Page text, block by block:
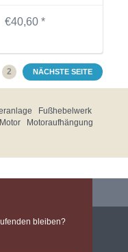
€40,60 *
2 NÄCHSTE SEITE
Fußhebelwerk
Motor
Motoraufhängung
bleiben?